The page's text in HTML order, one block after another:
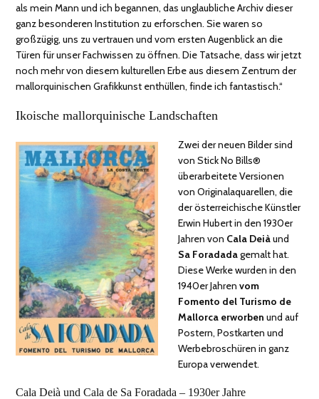
als mein Mann und ich begannen, das unglaubliche Archiv dieser
ganz besonderen Institution zu erforschen. Sie waren so
großzügig, uns zu vertrauen und vom ersten Augenblick an die
Türen für unser Fachwissen zu öffnen. Die Tatsache, dass wir jetzt
noch mehr von diesem kulturellen Erbe aus diesem Zentrum der
mallorquinischen Grafikkunst enthüllen, finde ich fantastisch.“
Ikoische mallorquinische Landschaften
Zwei der neuen Bilder sind
von Stick No Bills®
überarbeitete Versionen
von Originalaquarellen, die
der österreichische Künstler
Erwin Hubert in den 1930er
Jahren von Cala Deiàund
Sa Foradadagemalt hat.
Diese Werke wurden in den
1940er Jahrenvom
Fomento del Turismo de
Mallorca erworben und auf
Postern, Postkarten und
Werbebroschüren in ganz
Europa verwendet.
Cala Deià und Cala de Sa Foradada – 1930er Jahre